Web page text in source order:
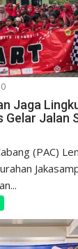
0
Jaga
Gelar Jalan
(PAC)